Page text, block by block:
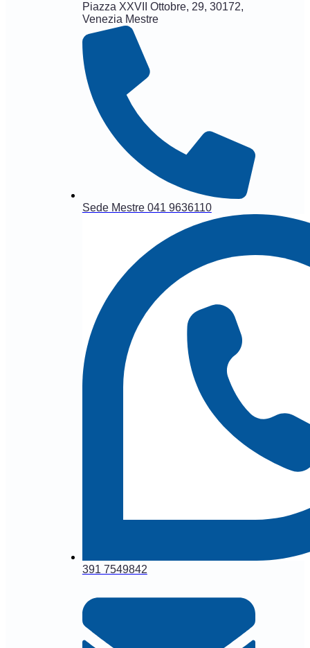
Piazza XXVII Ottobre, 29, 30172,
Venezia Mestre
Sede Mestre 041 9636110
391 7549842